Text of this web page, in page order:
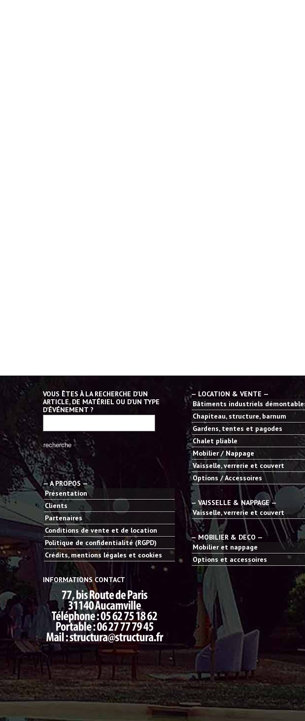
VOUS ÊTES À LA RECHERCHE D’UN
ARTICLE, DE MATÉRIEL OU D’UN TYPE
D’ÉVÉNEMENT ?
— A PROPOS —
Présentation
Clients
Partenaires
Conditions de vente et de location
Politique de confidentialité (RGPD)
Crédits, mentions légales et cookies
INFORMATIONS CONTACT
— LOCATION & VENTE —
Bâtiments industriels
Chapiteau, structure, barnum
Gardens, tentes et pagodes
Chalet pliable
Mobilier / Nappage
Vaisselle, verrerie et couvert
Options / Accessoires
— VAISSELLE & NAPPAGE —
Vaisselle, verrerie et couvert
— MOBILIER & DECO —
Mobilier et nappage
Options et accessoires